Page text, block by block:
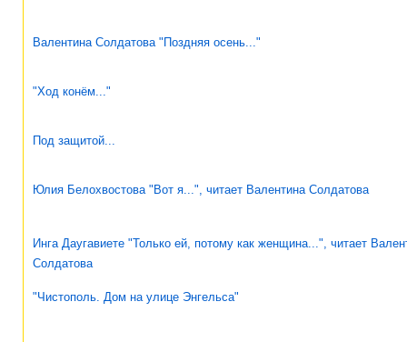
Валентина Солдатова "Поздняя осень..."
"Ход конём..."
Под защитой...
Юлия Белохвостова "Вот я...", читает Валентина Солдатова
Инга Даугавиете "Только ей, потому как женщина...", читает
Солдатова
"Чистополь. Дом на улице Энгельса"